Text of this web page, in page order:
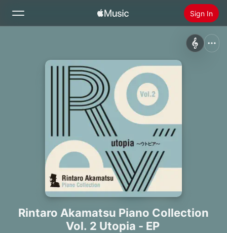
Sign In
Install Apple Music
Rintaro Akamatsu Piano Collection
Vol. 2 Utopia - EP